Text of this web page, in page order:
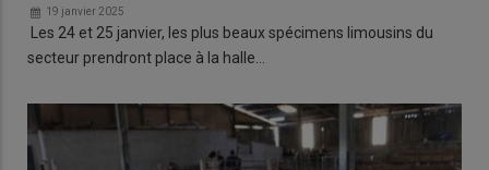
19 janvier 2025
Les 24 et 25 janvier, les plus beaux spécimens limousins du
secteur prendront place à la halle…